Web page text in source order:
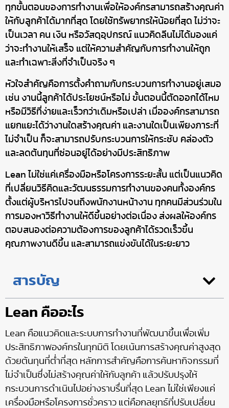
ทุกขั้นตอนของการทำงานเพื่อให้องค์กรสามารถสร้างคุณค่า
ให้กับลูกค้าได้มากที่สุด โดยใช้ทรัพยากรให้น้อยที่สุด ไม่ว่าจะ
เป็นเวลา คน เงิน หรือวัสดุอุปกรณ์ แนวคิดลีนไม่ได้มองแค่
ว่าจะทำงานให้เสร็จ แต่ให้ความสำคัญกับการทำงานให้ถูก
และทำเฉพาะสิ่งที่จำเป็นจริง ๆ
หัวใจสำคัญคือการตั้งคำถามกับกระบวนการทำงานอยู่เสมอ
เช่น งานนี้ลูกค้าได้ประโยชน์หรือไม่ ขั้นตอนนี้ตัดออกได้ไหม
หรือมีวิธีที่ง่ายและเร็วกว่าเดิมหรือเปล่า เมื่อองค์กรสามารถ
แยกแยะได้ว่างานใดสร้างคุณค่า และงานใดเป็นเพียงภาระที่
ไม่จำเป็น ก็จะสามารถปรับกระบวนการให้กระชับ คล่องตัว
และลดต้นทุนที่ซ่อนอยู่ได้อย่างมีประสิทธิภาพ
Lean ไม่ใช่แค่เครื่องมือหรือโครงการระยะสั้น แต่เป็นแนวคิด
ที่เปลี่ยนวิธีคิดและวัฒนธรรมการทำงานของคนทั้งองค์กร
ตั้งแต่ผู้บริหารไปจนถึงพนักงานหน้างาน ทุกคนมีส่วนร่วมใน
การมองหาวิธีทำงานให้ดีขึ้นอย่างต่อเนื่อง ส่งผลให้องค์กร
ตอบสนองต่อความต้องการของลูกค้าได้รวดเร็วขึ้น
คุณภาพงานดีขึ้น และสามารถแข่งขันได้ในระยะยาว
สารบัญ
Lean คืออะไร
Lean คือแนวคิดและระบบการทำงานที่พัฒนาขึ้นเพื่อเพิ่ม
ประสิทธิภาพองค์กรในทุกมิติ โดยเน้นการสร้างคุณค่าสูงสุด
ด้วยต้นทุนที่ต่ำที่สุด หลักการสำคัญคือการค้นหากิจกรรมที่
ไม่จำเป็นซึ่งไม่สร้างคุณค่าให้กับลูกค้า แล้วปรับปรุงให้
กระบวนการดำเนินไปอย่างราบรื่นที่สุด Lean ไม่ใช่เพียงแค่
เครื่องมือหรือโครงการชั่วคราว แต่คือกลยุทธ์ที่ปรับเปลี่ยน